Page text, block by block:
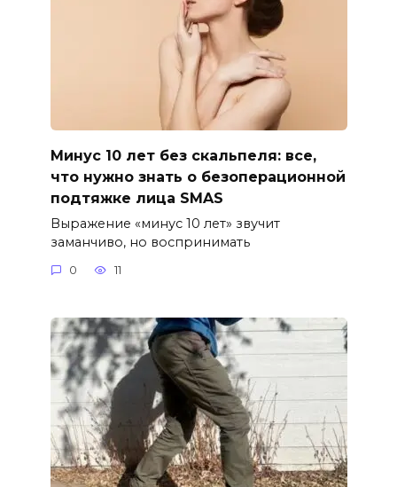
Минус 10 лет без скальпеля: все,
что нужно знать о безоперационной
подтяжке лица SMAS
Выражение «минус 10 лет» звучит
заманчиво, но воспринимать
0 11